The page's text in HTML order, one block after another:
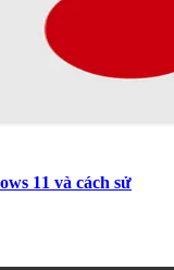
11 và cách sử